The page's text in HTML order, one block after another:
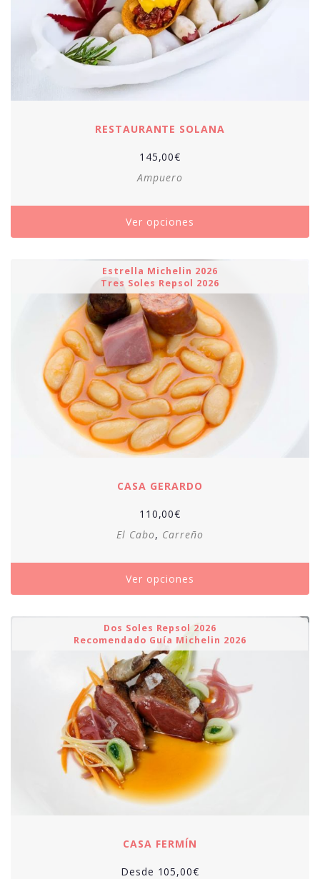
RESTAURANTE SOLANA
145,00€
Ampuero
Ver opciones
Estrella Michelin 2026
Tres Soles Repsol 2026
CASA GERARDO
110,00€
El Cabo, Carreño
Ver opciones
Dos Soles Repsol 2026
Recomendado Guía Michelin 2026
CASA FERMÍN
Desde 105,00€